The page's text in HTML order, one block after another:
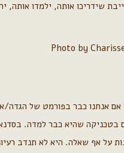
שידריכו אותה, ילמדו אותה,
Photo by
אנחנו כבר בפורמט של הגדה/
בטכניקה שהיא כבר למדה.
על אף שאלה. היא לא תנדב